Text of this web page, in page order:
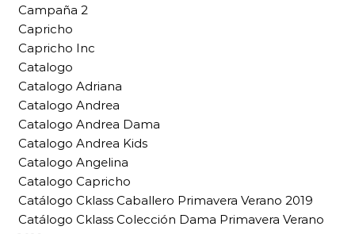
Campaña 2
Capricho
Capricho Inc
Catalogo
Catalogo Adriana
Catalogo Andrea
Catalogo Andrea Dama
Catalogo Andrea Kids
Catalogo Angelina
Catalogo Capricho
Catálogo Cklass Caballero Primavera Verano 2019
Catálogo Cklass Colección Dama Primavera Verano